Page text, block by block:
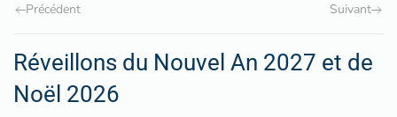
Précédent Suivant
Réveillons du Nouvel An 2027 et de
Noël 2026